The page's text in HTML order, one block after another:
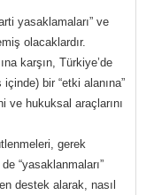
yasaklamaları” ve
olacaklardır.
karşın, Türkiye’de
bir “etki alanına”
ve hukuksal araçlarını
gerek
“yasaklanmaları”
destek alarak, nasıl